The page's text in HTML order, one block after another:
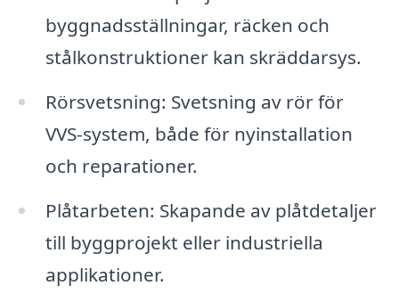
byggnadsställningar, räcken och
stålkonstruktioner kan skräddarsys.
Rörsvetsning: Svetsning av rör för
VVS-system, både för nyinstallation
och reparationer.
Plåtarbeten: Skapande av plåtdetaljer
till byggprojekt eller industriella
applikationer.